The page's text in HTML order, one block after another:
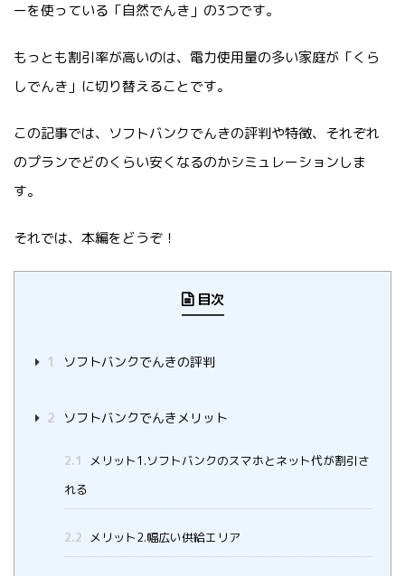
ーを使っている「自然でんき」の3つです。
もっとも割引率が高いのは、電力使用量の多い家庭が「くら
しでんき」に切り替えることです。
この記事では、ソフトバンクでんきの評判や特徴、それぞれ
のプランでどのくらい安くなるのかシミュレーションしま
す。
それでは、本編をどうぞ！
目次
1 ソフトバンクでんきの評判
2 ソフトバンクでんきメリット
2.1
メリット1.ソフトバンクのスマホとネット代が割引さ
れる
2.2 メリット2.幅広い供給エリア